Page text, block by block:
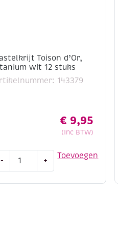
Toison d’Or,
wit 12 stuks
143379
€ 9,95
(Inc BTW)
Toevoegen
- +